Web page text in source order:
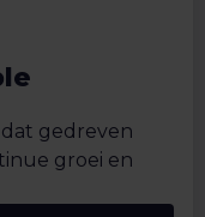
gedreven
groei en